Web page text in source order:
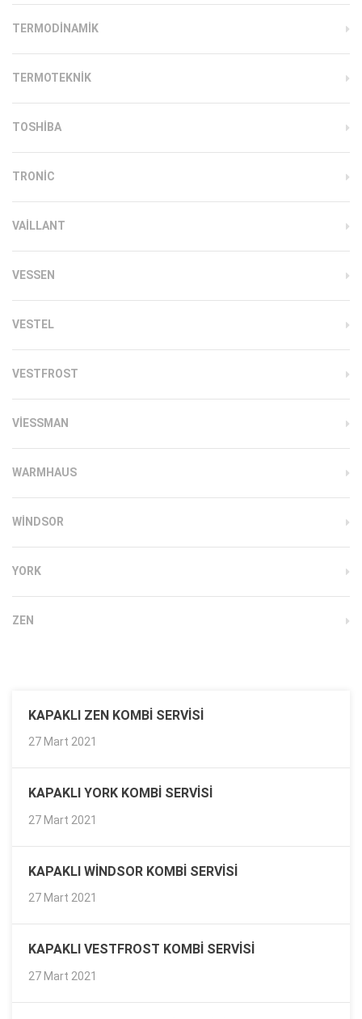
TERMODINAMIK
TERMOTEKNIK
TOSHIBA
TRONIC
VAILLANT
VESSEN
VESTEL
VESTFROST
VIESSMAN
WARMHAUS
WINDSOR
YORK
ZEN
KAPAKLI ZEN KOMBI SERVISI
27 Mart 2021
KAPAKLI YORK KOMBI SERVISI
27 Mart 2021
KAPAKLI WINDSOR KOMBI SERVISI
27 Mart 2021
KAPAKLI VESTFROST KOMBI SERVISI
27 Mart 2021